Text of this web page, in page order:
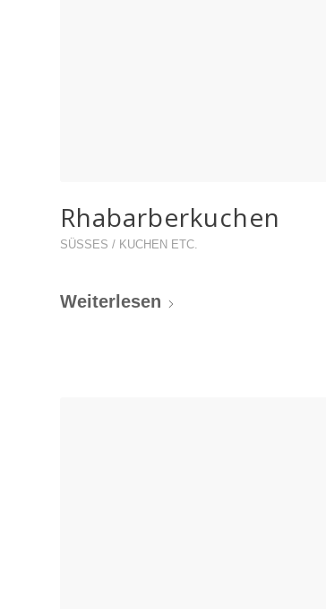
Rhabarberkuchen
SÜSSES / KUCHEN ETC.
Weiterlesen